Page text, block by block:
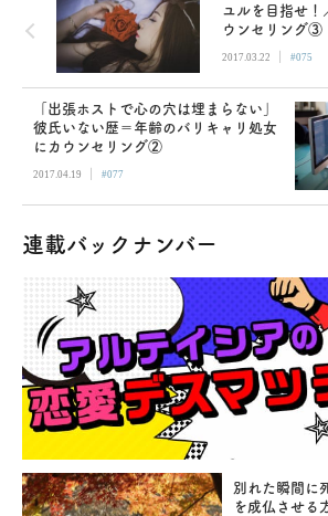
ユルを目指せ！
ウンセリング③
2017.03.22 | #075
「出張ホストで心の穴は埋まらない」
彼氏いない歴＝年齢のバリキャリ処女
にカウンセリング②
2017.04.19 | #077
連載バックナンバー
別れた瞬間に
を成仏させる